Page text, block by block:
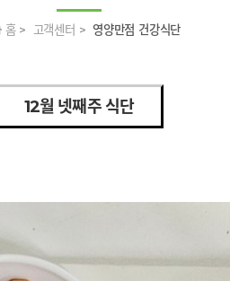
홈 > 고객센터 > 영양만점 건강식단
12월 넷째주 식단